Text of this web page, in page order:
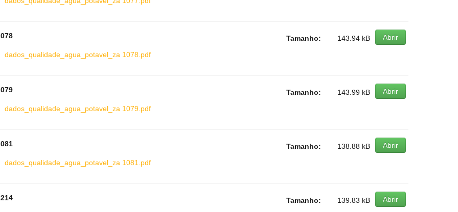
dados_qualidade_agua_potavel_za 1078.pdf
Abrir
Tamanho: 143.94 kB
dados_qualidade_agua_potavel_za 1079.pdf
Abrir
Tamanho: 143.99 kB
dados_qualidade_agua_potavel_za 1081.pdf
Abrir
Tamanho: 138.88 kB
Abrir
Tamanho: 139.83 kB